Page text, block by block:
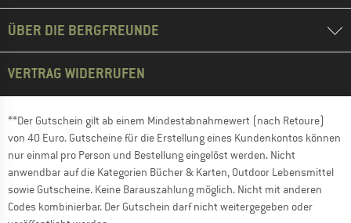
ÜBER DIE BERGFREUNDE
VERTRAG WIDERRUFEN
**Der Gutschein gilt ab einem Mindestabnahmewert (nach Retoure)
von 40 Euro. Gutscheine für die Erstellung eines Kundenkontos können
nur einmal pro Person und Bestellung eingelöst werden. Nicht
anwendbar auf die Kategorien Bücher & Karten, Outdoor Lebensmittel
sowie Gutscheine. Keine Barauszahlung möglich. Nicht mit anderen
Codes kombinierbar. Der Gutschein darf nicht weitergegeben oder